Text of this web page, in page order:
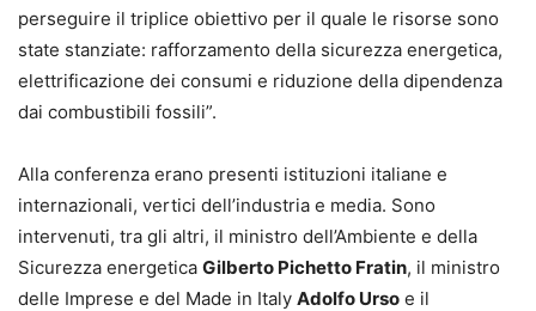
perseguire il triplice obiettivo per il quale le risorse sono
state stanziate: rafforzamento della sicurezza energetica,
elettrificazione dei consumi e riduzione della dipendenza
dai combustibili fossili”.
Alla conferenza erano presenti istituzioni italiane e
internazionali, vertici dell’industria e media. Sono
intervenuti, tra gli altri, il ministro dell’Ambiente e della
Sicurezza energetica Gilberto Pichetto Fratin, il ministro
delle Imprese e del Made in Italy Adolfo Urso e il